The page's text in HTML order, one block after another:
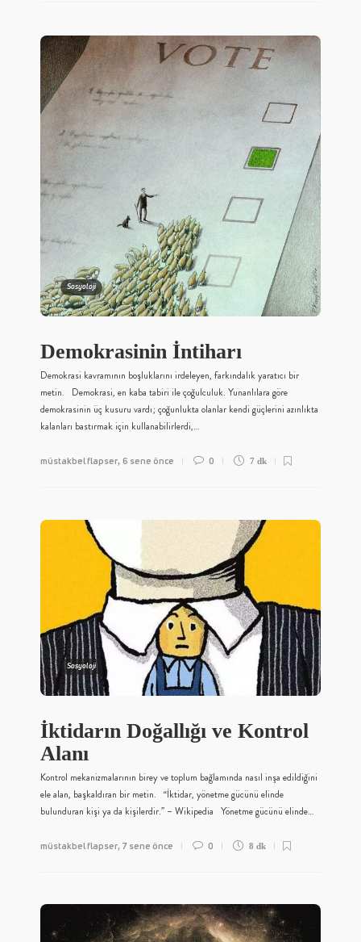
Sosyoloji
Demokrasinin İntiharı
Demokrasi kavramının boşluklarını irdeleyen, farkındalık yaratıcı bir
metin. Demokrasi, en kaba tabiri ile çoğulculuk. Yunanlılara göre
demokrasinin üç kusuru vardı; çoğunlukta olanlar kendi güçlerini azınlıkta
kalanları bastırmak için kullanabilirlerdi,…
müstakbel flapser, 6 sene önce 0 7 dk
Sosyoloji
İktidarın Doğallığı ve Kontrol
Alanı
Kontrol mekanizmalarının birey ve toplum bağlamında nasıl inşa edildiğini
ele alan, başkaldıran bir metin. “İktidar, yönetme gücünü elinde
bulunduran kişi ya da kişilerdir.” – Wikipedia Yönetme gücünü elinde…
müstakbel flapser, 7 sene önce 0 8 dk